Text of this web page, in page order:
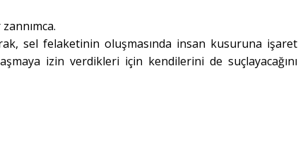
sel felaketinin oluşmasında insan kusuruna işaret
izin verdikleri için kendilerini de suçlayacağını